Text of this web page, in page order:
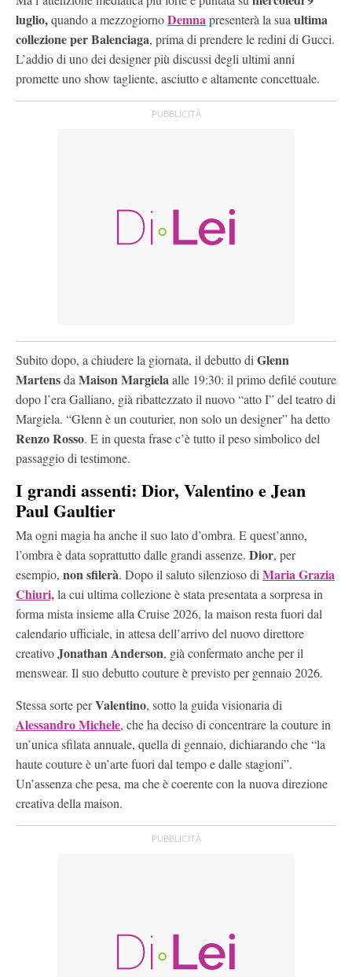
luglio,quando a mezzogiornoDemnapresenterà la sua ultima
collezione per Balenciaga, prima di prendere le redini di Gucci.
L’addio di uno dei designer più discussi degli ultimi anni
promette uno show tagliente, asciutto e altamente concettuale.
Subito dopo, a chiudere la giornata, il debutto di Glenn
Martensda Maison Margielaalle 19:30: il primo defilé couture
dopo l’era Galliano, già ribattezzato il nuovo “atto I” del teatro di
Margiela. “Glenn è un couturier, non solo un designer” ha detto
Renzo Rosso. E in questa frase c’è tutto il peso simbolico del
passaggio di testimone.
I grandi assenti: Dior, Valentino e Jean
Paul Gaultier
Ma ogni magia ha anche il suo lato d’ombra. E quest’anno,
l’ombra è data soprattutto dalle grandi assenze. Dior, per
esempio, non sfilerà. Dopo il saluto silenzioso diMaria Grazia
Chiuri,la cui ultima collezione è stata presentata a sorpresa in
forma mista insieme alla Cruise 2026, la maison resta fuori dal
calendario ufficiale, in attesa dell’arrivo del nuovo direttore
creativoJonathan Anderson, già confermato anche per il
menswear. Il suo debutto couture è previsto per gennaio 2026.
Stessa sorte perValentino, sotto la guida visionaria di
Alessandro Michele, che ha deciso di concentrare la couture in
un’unica sfilata annuale, quella di gennaio, dichiarando che “la
haute couture è un’arte fuori dal tempo e dalle stagioni”.
Un’assenza che pesa, ma che è coerente con la nuova direzione
creativa della maison.